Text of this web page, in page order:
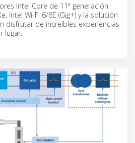
Intel Core de 11ª generación
Intel Wi-Fi 6/6E (Gig+) y la solución
disfrutar de increíbles experiencias
lugar.